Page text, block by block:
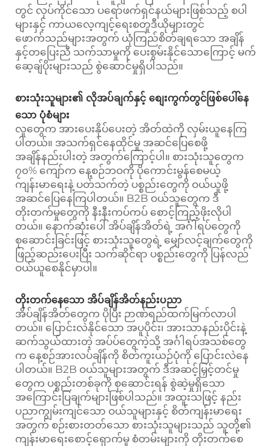
တွင် လုပ်ကိုင်သော ပရော်ဖက်ရှင်နယ်များဖြစ်သည့် စပါ
များနှင့် ကာယလေ့ကျင့်ရေးစတူဒီယိုများတွင်
ဖောက်သည်များအတွက် ယုံကြည်စိတ်ချရသော အချိန်
နှင့်တပြေးညီ သက်သာမှုကို ပေးစွမ်းနိုင်သောကြောင့် မက်
ဆေ့ချ်ပိုးများသည် စွဲဆောင်မှုရှိပါသည်။
စားသုံးသူများ၏ လိုအပ်ချက်နှင့် စျေးကွက်တွင်ဖြစ်ပေါ်နေ
သော ပုံစံများ
လူတွေက အားပေးနှိပ်ပေးတဲ့ အိတ်ထဲကို လှမ်းယူနေကြ
ပါတယ်။ အသက်ရှင်နေထိုင်မှု အဆင်ပြေစေဖို့
အချိန်နည်းပါးတဲ့ အတွက်ကြောင့်ပါ။ စားသုံးသူတွေက
၇၀% ကျော်က နေ့စဉ်ဘဝကို ပိုကောင်းမွန်စေမယ့်
ကျန်းမာရေးနဲ့ ပတ်သက်တဲ့ ပစ္စည်းတွေကို ဝယ်ယူဖို့
အဆင်ပြေနေကြပါတယ်။ B2B ဝယ်သူတွေက ဒီ
တိုးတက်မှုတွေကို နီးနီးကပ်ကပ် စောင့်ကြည့်ဖိုးလိုပါ
တယ်။ နောက်ဆုံးပေါ် အိပ်ချိန်အိတ်ရဲ့ အင်္ဂါရပ်တွေကို
စုဆောင်းခြင်းဖြင့် စားသုံးသူတွေရဲ့ မျှော်လင့်ချက်တွေကို
ဖြည့်ဆည်းပေးပြီး သက်ဆိုင်ရာ ပစ္စည်းတွေကို ပြန်လည်
ဝယ်ယူစေနိုင်မှာပါ။
တိုးတက်နေသော အိပ်ချိန်အိတ်နည်းပညာ
အိပ်ချိန်အိတ်တွေက ပိုပြီး ဉာဏ်ရည်ထက်မြက်လာပါ
တယ်။ ပြောင်းလဲနိုင်သော အပူပိုင်း၊ အားသာနည်းပိုင်းနဲ့
ဆက်သွယ်ထားတဲ့ အပ်ပ်တွေကဲ့သို့ အင်္ဂါရပ်အသစ်တွေ
က နေ့စဉ်အားလပ်ချိန်ကို စိတ်ကူးယဉ်ပုံကို ပြောင်းလဲနေ
ပါတယ်။ B2B ဝယ်သူများအတွက် ဒီအဆင့်မြှင့်တင်မှု
တွေက ပစ္စည်းတစ်ခုကို စုဆောင်းရန် စွဲဆဲ့မှုရှိသော
အကြောင်းပြချက်များဖြစ်ပါသည်။ အထူးသဖြင့် နည်း
ပညာကျွမ်းကျင်သော ဝယ်သူများနှင့် စိတ်ကျန်းမာရေး
အတွက် စဉ်းစားတတ်သော စားသုံးသူများသည် သူတို့၏
ကျန်းမာရေးစောင့်ရှောက်မှု စံတမ်းများကို တိုးတက်စေ